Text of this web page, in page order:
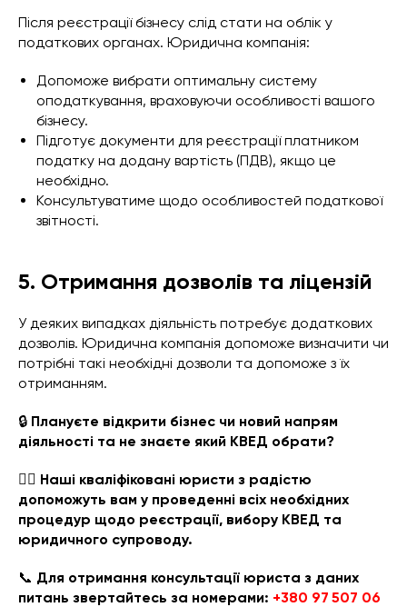
Після реєстрації бізнесу слід стати на облік у
податкових органах. Юридична компанія:
Допоможе вибрати оптимальну систему
оподаткування, враховуючи особливості вашого
бізнесу.
Підготує документи для реєстрації платником
податку на додану вартість (ПДВ), якщо це
необхідно.
Консультуватиме щодо особливостей податкової
звітності.
5. Отримання дозволів та ліцензій
У деяких випадках діяльність потребує додаткових
дозволів. Юридична компанія допоможе визначити чи
потрібні такі необхідні дозволи та допоможе з їх
отриманням.
🔒 Плануєте відкрити бізнес чи новий напрям
діяльності та не знаєте який КВЕД обрати?
👨‍⚖️ Наші кваліфіковані юристи з радістю
допоможуть вам у проведенні всіх необхідних
процедур щодо реєстрації, вибору КВЕД та
юридичного супроводу.
📞 Для отримання консультації юриста з даних
питань звертайтесь за номерами: +380 97 507 06